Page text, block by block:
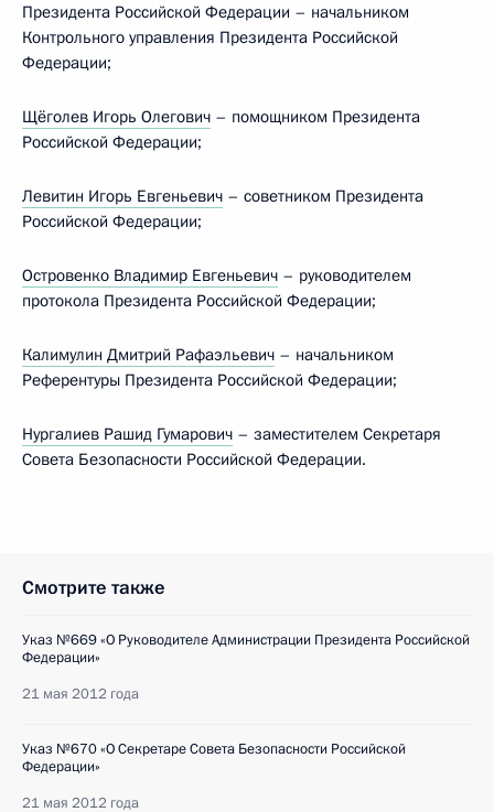
Президента Российской Федерации – начальником
Контрольного управления Президента Российской
Федерации;
Щёголев Игорь Олегович – помощником Президента
Российской Федерации;
Левитин Игорь Евгеньевич – советником Президента
Российской Федерации;
Островенко Владимир Евгеньевич – руководителем
протокола Президента Российской Федерации;
Калимулин Дмитрий Рафаэльевич – начальником
Референтуры Президента Российской Федерации;
Нургалиев Рашид Гумарович – заместителем Секретаря
Совета Безопасности Российской Федерации.
Смотрите также
Указ №669 «О Руководителе Администрации Президента Российской
Федерации»
21 мая 2012 года
Указ №670 «О Секретаре Совета Безопасности Российской
Федерации»
21 мая 2012 года